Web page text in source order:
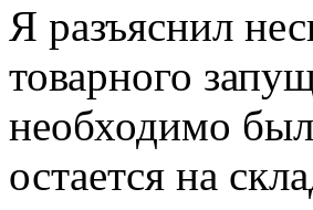
Я разъяснил
товарного
необходимо
остается на